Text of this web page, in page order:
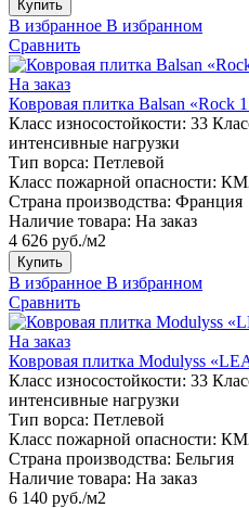
Купить
В избранное В избранном
Сравнить
На заказ
Ковровая плитка Balsan «Rock
Класс износостойкости: 33
интенсивные нагрузки
Тип ворса: Петлевой
Класс пожарной опасности:
Страна производства: Франция
Наличие товара: На заказ
4 626 руб./м2
Купить
В избранное В избранном
Сравнить
На заказ
Ковровая плитка Modulyss
Класс износостойкости: 33
интенсивные нагрузки
Тип ворса: Петлевой
Класс пожарной опасности:
Страна производства: Бельгия
Наличие товара: На заказ
6 140 руб./м2